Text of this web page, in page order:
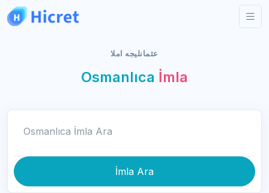
عثمانليجه املا
Osmanlıca İmla
İmla Ara